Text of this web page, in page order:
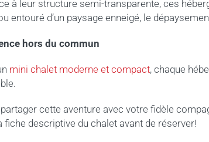
à leur structure semi-transparente, ces
entouré d’un paysage enneigé, le
hors du commun
mini chalet moderne et compact, chaque
cette aventure avec votre fidèle
descriptive du chalet avant de réserver!